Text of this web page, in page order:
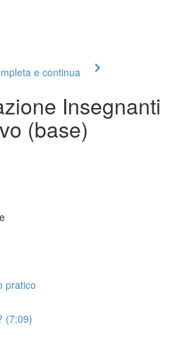
e continua
Insegnanti
(base)
pratico
(7:09)